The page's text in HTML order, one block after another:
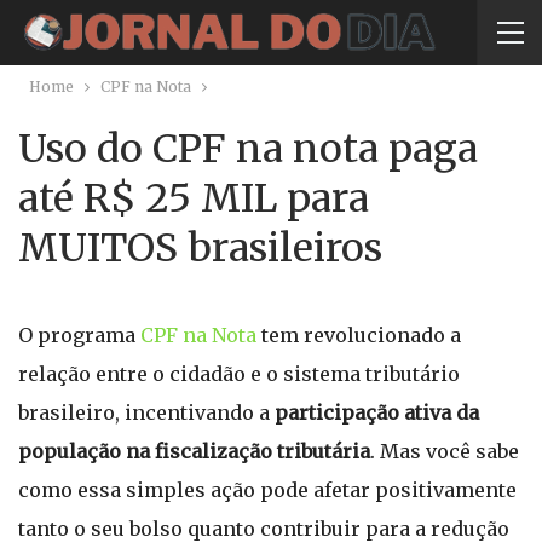
Home CPF na Nota
Uso do CPF na nota paga
até R$ 25 MIL para
MUITOS brasileiros
O programa CPF na Nota tem revolucionado a
relação entre o cidadão e o sistema tributário
brasileiro, incentivando a participação ativa da
população na fiscalização tributária. Mas você sabe
como essa simples ação pode afetar positivamente
tanto o seu bolso quanto contribuir para a redução